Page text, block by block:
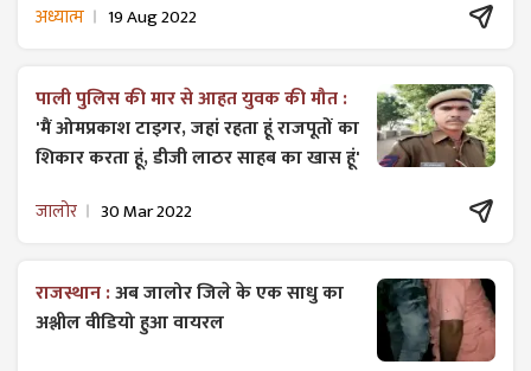
अध्यात्म 19 Aug 2022
पाली पुलिस की मार से आहत युवक की मौत :
'मैं ओमप्रकाश टाइगर, जहां रहता हूं राजपूतों का
शिकार करता हूं, डीजी लाठर साहब का खास हूं'
जालोर 30 Mar 2022
राजस्थान :अब जालोर जिले के एक साधु का
अश्लील वीडियो हुआ वायरल